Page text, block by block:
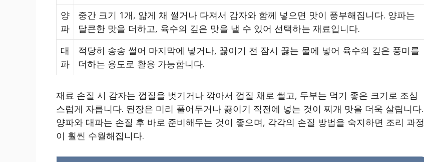
양
파
중간 크기 1개, 얇게 채 썰거나 다져서 감자와 함께 넣으면 맛이 풍부해집니다. 양파는
달큰한 맛을 더하고, 육수의 깊은 맛을 낼 수 있어 선택하는 재료입니다.
대
파
적당히 송송 썰어 마지막에 넣거나, 끓이기 전 잠시 끓는 물에 넣어 육수의 깊은 풍미를
더하는 용도로 활용 가능합니다.
재료 손질 시 감자는 껍질을 벗기거나 깎아서 껍질 채로 썰고, 두부는 먹기 좋은 크기로 조심
스럽게 자릅니다. 된장은 미리 풀어두거나 끓이기 직전에 넣는 것이 찌개 맛을 더욱 살립니다.
양파와 대파는 손질 후 바로 준비해두는 것이 좋으며, 각각의 손질 방법을 숙지하면 조리 과정
이 훨씬 수월해집니다.